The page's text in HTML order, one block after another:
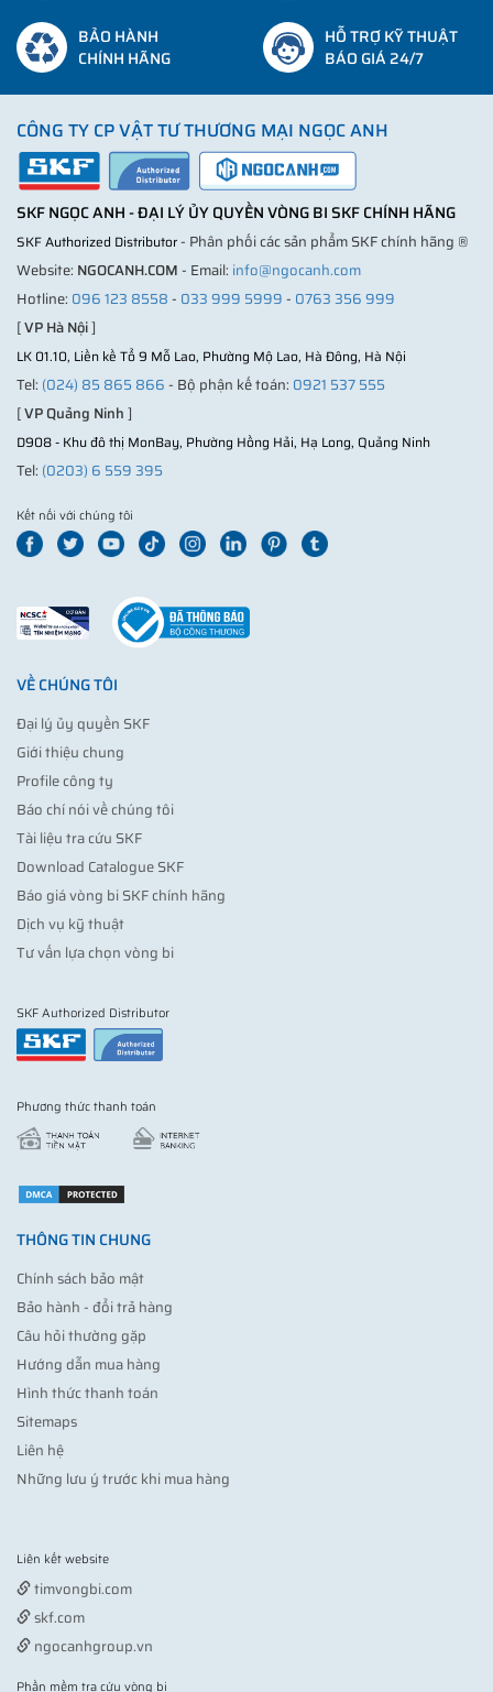
BẢO HÀNH
CHÍNH HÃNG
HỖ TRỢ KỸ THUẬT
BÁO GIÁ 24/7
CÔNG TY CP VẬT TƯ THƯƠNG MẠI NGỌC ANH
SKF NGỌC ANH - ĐẠI LÝ ỦY QUYỀN VÒNG BI SKF CHÍNH HÃNG
SKF Authorized Distributor- Phân phối các sản phẩm SKF chính hãng ®
Website: NGOCANH.COM- Email: info@ngocanh.com
Hotline: 096 123 8558- 033 999 5999- 0763 356 999
[VP Hà Nội]
LK 01.10, Liền kề Tổ 9 Mỗ Lao, Phường Mộ Lao, Hà Đông, Hà Nội
Tel: (024) 85 865 866- Bộ phận kế toán: 0921 537 555
[VP Quảng Ninh]
D908 - Khu đô thị MonBay, Phường Hồng Hải, Hạ Long, Quảng Ninh
Tel: (0203) 6 559 395
Kết nối với chúng tôi
VỀ CHÚNG TÔI
Đại lý ủy quyền SKF
Giới thiệu chung
Profile công ty
Báo chí nói về chúng tôi
Tài liệu tra cứu SKF
Download Catalogue SKF
Báo giá vòng bi SKF chính hãng
Dịch vụ kỹ thuật
Tư vấn lựa chọn vòng bi
SKF Authorized Distributor
Phương thức thanh toán
THÔNG TIN CHUNG
Chính sách bảo mật
Bảo hành - đổi trả hàng
Câu hỏi thường gặp
Hướng dẫn mua hàng
Hình thức thanh toán
Sitemaps
Liên hệ
Những lưu ý trước khi mua hàng
Liên kết website
timvongbi.com
skf.com
ngocanhgroup.vn
Phần mềm tra cứu vòng bi